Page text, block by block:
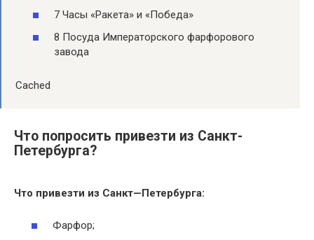
7 Часы «Ракета» и «Победа»
8 Посуда Императорского фарфорового
завода
Cached
Что попросить привезти из Санкт-
Петербурга?
Что привезти из Санкт—Петербурга:
Фарфор;